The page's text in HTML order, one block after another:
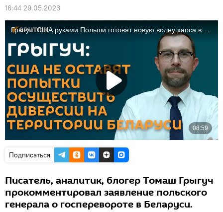
16:44 29.05.2023
Подписаться
Писатель, аналитик, блогер Томаш Грыгуч
прокомментировал заявление польского
генерала о госперевороте в Беларуси.